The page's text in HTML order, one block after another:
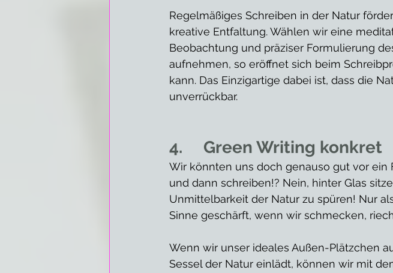
Regelmäßiges Schreiben in der Natur
kreative Entfaltung. Wählen wir eine
Beobachtung und präziser Formulierung
aufnehmen, so eröffnet sich beim
kann. Das Einzigartige dabei ist, dass die
unverrückbar.
4.     Green Writing konkret
Wir könnten uns doch genauso gut vor ein
und dann schreiben!? Nein, hinter Glas
Unmittelbarkeit der Natur zu spüren! Nur
Sinne geschärft, wenn wir schmecken,
Wenn wir unser ideales Außen-Plätzchen
Sessel der Natur einlädt, können wir mit